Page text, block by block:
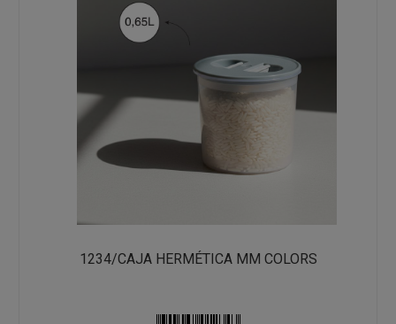
1234/CAJA HERMÉTICA MM COLORS